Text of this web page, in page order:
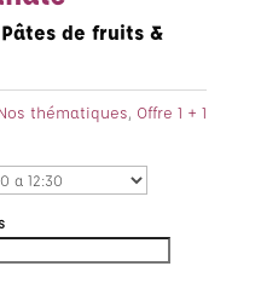
de fruits &
thématiques, Offre 1 + 1